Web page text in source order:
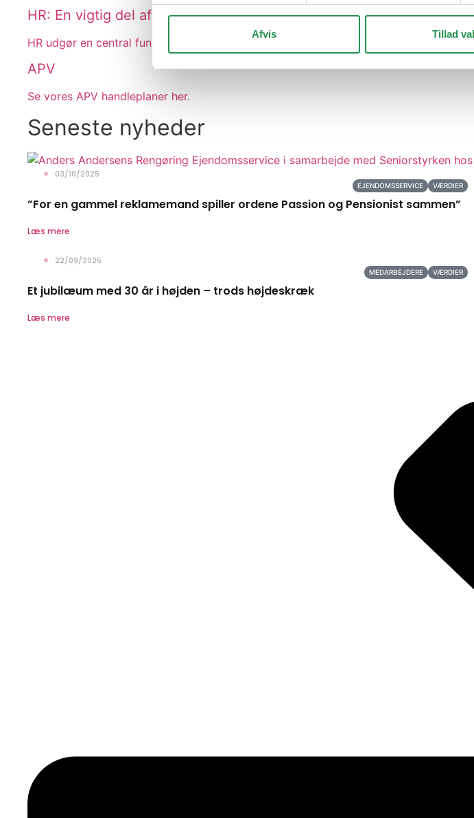
Afvis Tillad
HR: En vigtig del af Anders Andersen
HR udgør en central funktion for Anders Andersens Rengøring. Afdelingen har en
APV
Se vores APV handleplaner her.
Seneste nyheder
03/10/2025
EJENDOMSSERVICE VÆRDIER
”For en gammel reklamemand spiller ordene Passion og Pensionist sammen”
Læs mere
22/09/2025
MEDARBEJDERE VÆRDIER
Et jubilæum med 30 år i højden – trods højdeskræk
Læs mere